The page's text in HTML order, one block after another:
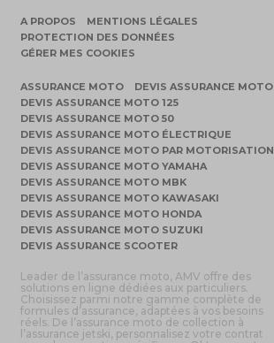
A PROPOS
MENTIONS LÉGALES
PROTECTION DES DONNÉES
GÉRER MES COOKIES
ASSURANCE MOTO
DEVIS ASSURANCE MOTO
DEVIS ASSURANCE MOTO 125
DEVIS ASSURANCE MOTO 50
DEVIS ASSURANCE MOTO ÉLECTRIQUE
DEVIS ASSURANCE MOTO PAR MOTORISATION
DEVIS ASSURANCE MOTO YAMAHA
DEVIS ASSURANCE MOTO MBK
DEVIS ASSURANCE MOTO KAWASAKI
DEVIS ASSURANCE MOTO HONDA
DEVIS ASSURANCE MOTO SUZUKI
DEVIS ASSURANCE SCOOTER
Leader de l’assurance moto, AMV offre des
solutions en ligne dédiées aux particuliers.
Choisissez parmi notre gamme complète de
formules d’assurance, adaptées à vos besoins
réels. De l’assurance moto de collection à
l’assurance jetski, personnalisez votre contrat